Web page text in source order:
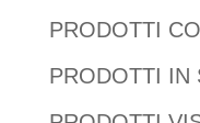
PRODOTTI
PRODOTTI IN